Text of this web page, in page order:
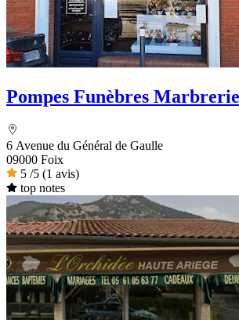
Pompes Funèbres
6 Avenue du Général de Gaulle
09000 Foix
5 /5 (1 avis)
top notes